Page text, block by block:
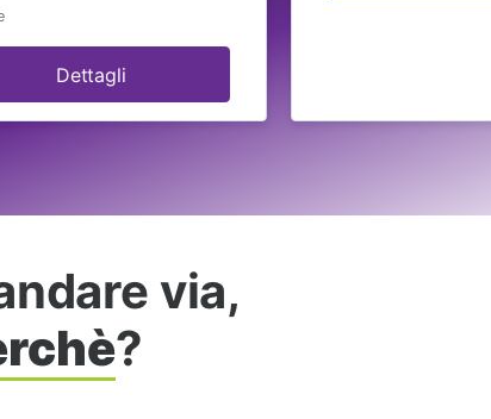
Dettagli
via,
?